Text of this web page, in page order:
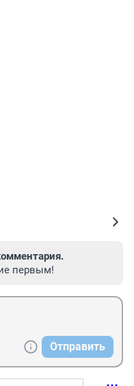
первым!
Отправить